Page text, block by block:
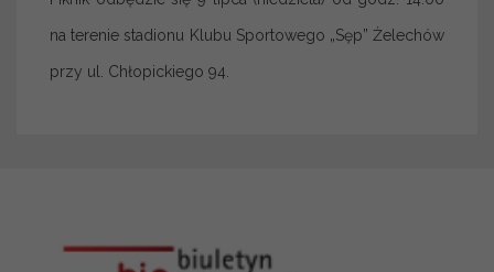
na terenie stadionu Klubu Sportowego „Sęp” Żelechów
przy ul. Chłopickiego 94.